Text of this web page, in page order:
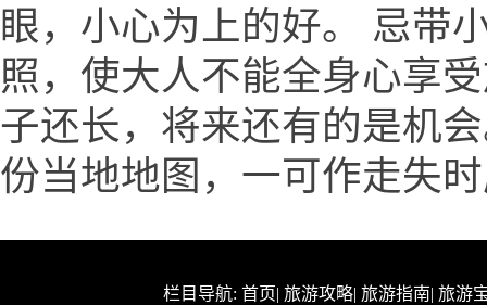
眼，小心为上的好。 忌带
照，使大人不能全身心享
子还长，将来还有的是机
份当地地图，一可作走失
栏目导航: 首页| 旅游攻略| 旅游指南| 旅游